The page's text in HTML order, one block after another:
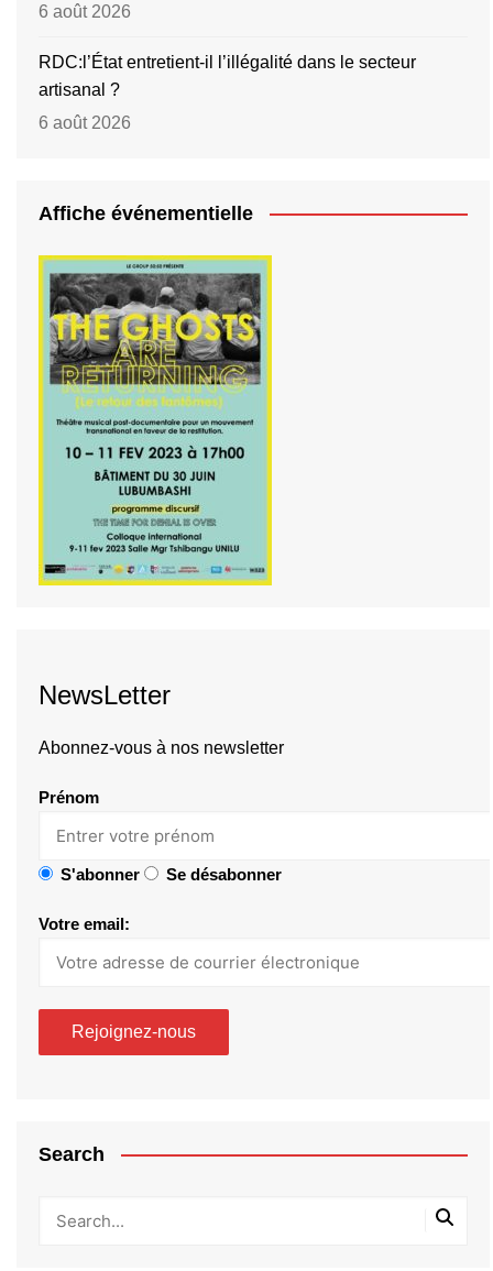
6 août 2026
RDC:l’État entretient-il l’illégalité dans le secteur
artisanal ?
6 août 2026
Affiche événementielle
NewsLetter
Abonnez-vous à nos newsletter
Prénom
S'abonner Se désabonner
Votre email:
Search